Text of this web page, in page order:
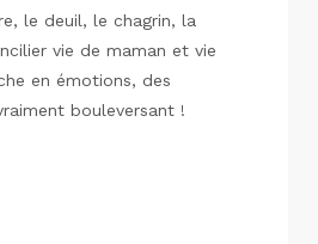
le deuil, le chagrin, la
vie de maman et vie
en émotions, des
bouleversant !